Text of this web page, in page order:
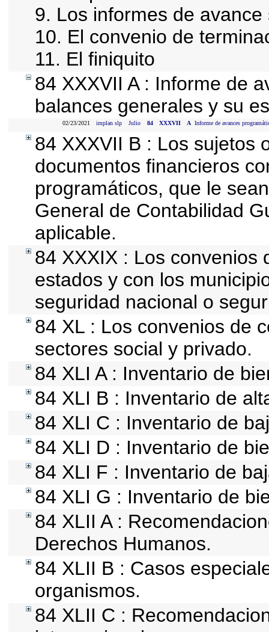
9. Los informes de
10. El convenio de
11. El finiquito
84 XXXVII A : Informe de
balances generales y su
02/23/2021 implan slp Julio 84 XXXVII A Informe de avances
84 XXXVII B : Los sujetos
documentos financieros
programáticos, que le
General de Contabilidad
aplicable.
84 XXXIX : Los convenios
estados y con los
seguridad nacional o
84 XL : Los convenios de
sectores social y privado.
84 XLI A : Inventario de
84 XLI B : Inventario de
84 XLI C : Inventario de
84 XLI D : Inventario de
84 XLI F : Inventario de
84 XLI G : Inventario de
84 XLII A :
Derechos Humanos.
84 XLII B : Casos
organismos.
84 XLII C :